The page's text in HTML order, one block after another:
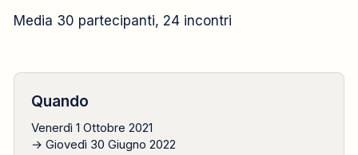
2021
1 ottobre → 30 giugno
Media 30 partecipanti, 24 incontri
Quando
Venerdì 1 Ottobre 2021
→ Giovedì 30 Giugno 2022